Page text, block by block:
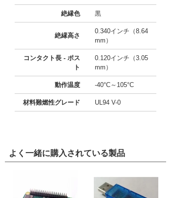
絶縁色 黒
絶縁高さ
0.340インチ（8.64
mm）
コンタクト長 - ポス
ト
0.120インチ（3.05
mm）
動作温度 -40°C～105°C
材料難燃性グレード UL94 V-0
よく一緒に購入されている製品